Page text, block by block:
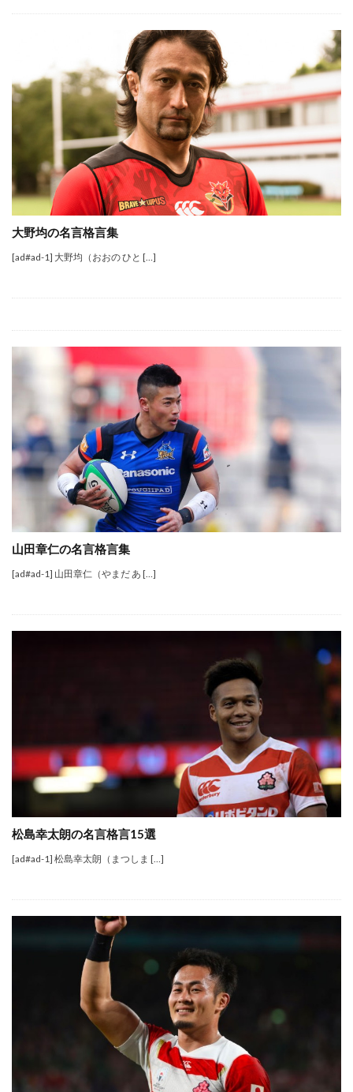
大野均の名言格言集
[ad#ad-1] 大野均（おおの ひと […]
山田章仁の名言格言集
[ad#ad-1] 山田章仁（やまだ あ […]
松島幸太朗の名言格言15選
[ad#ad-1] 松島幸太朗（まつしま […]